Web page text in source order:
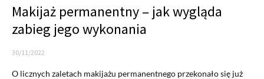
Makijaż permanentny – jak wygląda
zabieg jego wykonania
30/11/2022
O licznych zaletach makijażu permanentnego przekonało się już